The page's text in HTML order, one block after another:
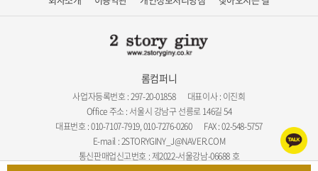
롬컴퍼니
사업자등록번호 : 297-20-01858
대표이사 : 이진희
Office 주소 : 서울시 강남구 선릉로 146길 54
대표번호 : 010-7107-7919, 010-7276-0260
FAX : 02-548-5757
E-mail : 2STORYGINY_J@NAVER.COM
통신판매업신고번호 : 제2022-서울강남-06688 호